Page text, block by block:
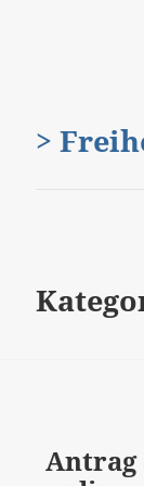
>
Antrag